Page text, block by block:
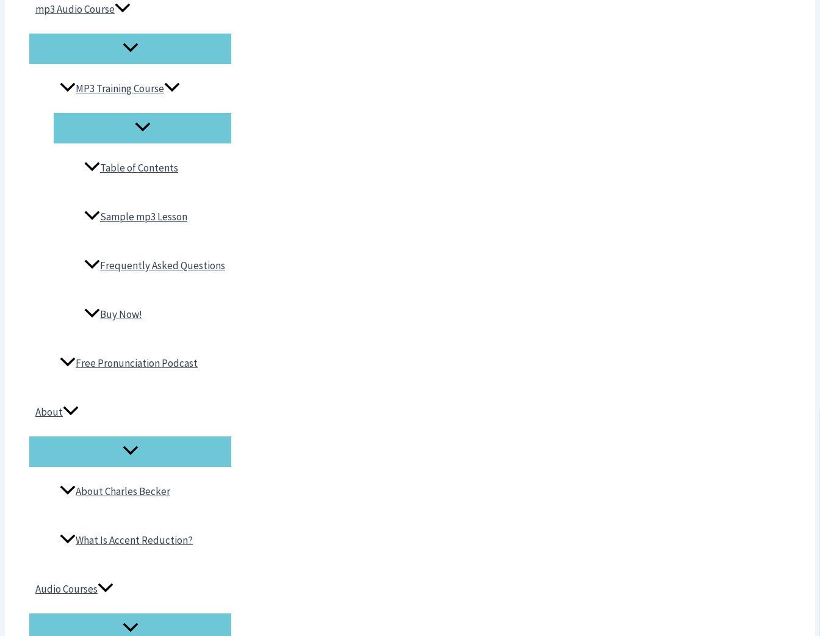
mp3 Audio Course
MP3 Training Course
Table of Contents
Sample mp3 Lesson
Frequently Asked Questions
Buy Now!
Free Pronunciation Podcast
About
About Charles Becker
What Is Accent Reduction?
Audio Courses